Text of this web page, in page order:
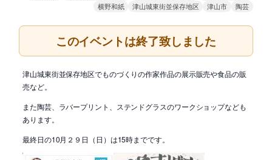
横野和紙
津山城東街並保存地区 津山市 陶芸
このイベントは終了致しました
津山城東街並保存地区でものづくりの作家作品の展示販売や食品の販
売など。
また陶芸、ラバープリント、ステンドグラスのワークショップなども
あります。
最終日の10月２９日（日）は15時までです。